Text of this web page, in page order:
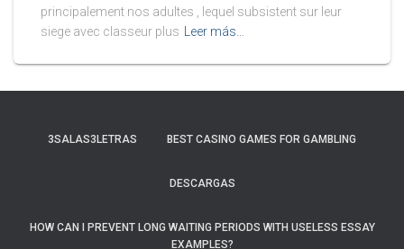
principalement nos adultes , lequel subsistent sur leur
siege avec classeur plus
Leer más…
3SALAS3LETRAS BEST CASINO GAMES FOR GAMBLING
DESCARGAS
HOW CAN I PREVENT LONG WAITING PERIODS WITH USELESS ESSAY
EXAMPLES?